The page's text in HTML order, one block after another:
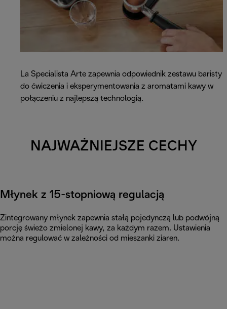
La Specialista Arte zapewnia odpowiednik zestawu baristy
do ćwiczenia i eksperymentowania z aromatami kawy w
połączeniu z najlepszą technologią.
NAJWAŻNIEJSZE CECHY
Młynek z 15-stopniową regulacją
Zintegrowany młynek zapewnia stałą pojedynczą lub podwójną
porcję świeżo zmielonej kawy, za każdym razem. Ustawienia
można regulować w zależności od mieszanki ziaren.